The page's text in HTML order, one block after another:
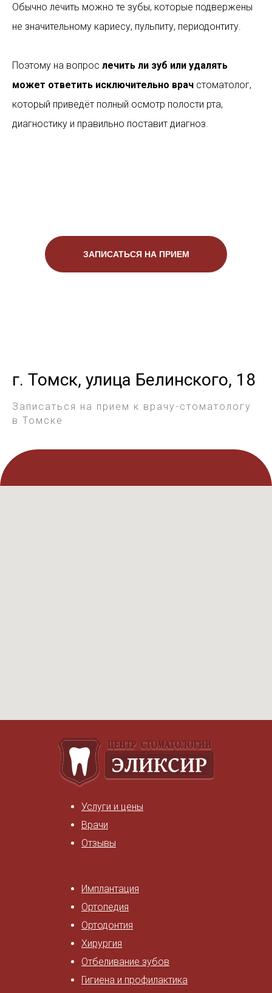
Обычно лечить можно те зубы, которые подвержены
не значительному кариесу, пульпиту, периодонтиту.
Поэтому на вопрос лечить ли зуб или удалять
может ответить исключительно врач стоматолог,
который приведёт полный осмотр полости рта,
диагностику и правильно поставит диагноз.
ЗАПИСАТЬСЯ НА ПРИЕМ
г. Томск, улица Белинского, 18
Записаться на прием к врачу-стоматологу
в Томске
Услуги и цены
Врачи
Отзывы
Гигиена и профилактика
Отбеливание зубов
Ортодонтия
Ортопедия
Хирургия
Имплантация